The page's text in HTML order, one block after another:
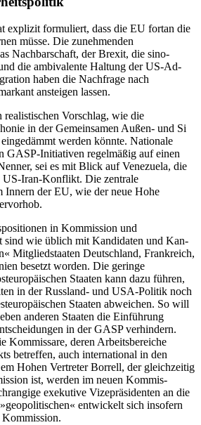
explizit formuliert, dass die EU fortan die
müsse. Die zunehmenden
Nachbarschaft, der Brexit, die sino-
die ambivalente Haltung der US-Ad­
haben die Nachfrage nach
ansteigen lassen.
Vorschlag, wie die
in der Gemeinsamen Außen- und Si­
werden könnte. Nationale
GASP-Initiativen regelmäßig auf einen
sei es mit Blick auf Venezuela, die
Iran-Konflikt. Die zentrale
Innern der EU, wie der neue Hohe
in Kommission und
sind wie üblich mit Kandidaten und Kan­
Mitgliedstaaten Deutschland, Frankreich,
besetzt worden. Die geringe
Staaten kann dazu führen,
in der Russland- und USA-Politik noch
Staaten abweichen. So will
anderen Staa­ten die Einführung
in der GASP verhindern.
Kommissare, deren Arbeitsbereiche
betreffen, auch international in den
Hohen Vertre­ter Borrell, der gleichzeitig
ist, werden im neuen Kom­mis­
exe­ku­tive Vizepräsidenten an die
entwickelt sich inso­fern